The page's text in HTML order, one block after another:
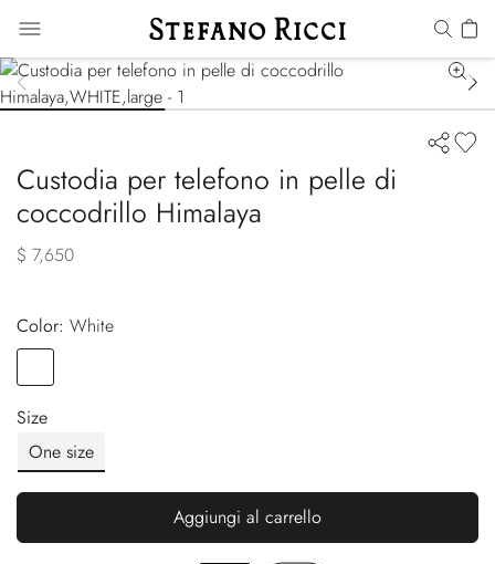
Custodia per telefono in pelle di
coccodrillo Himalaya
$ 7,650
Color:
white
Size
One size
Aggiungi al carrello